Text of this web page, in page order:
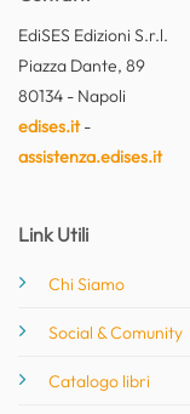
EdiSES Edizioni S.r.l.
Piazza Dante, 89
80134 - Napoli
edises.it-
assistenza.edises.it
Link Utili
Chi Siamo
Social & Comunity
Catalogo libri